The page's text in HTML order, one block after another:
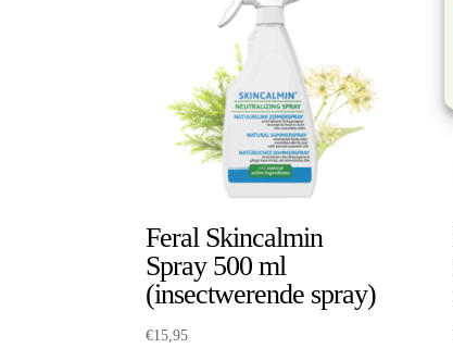
Feral Skincalmin
Spray 500 ml
(insectwerende spray)
€15,95